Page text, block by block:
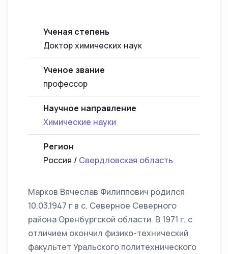
Ученая степень
Доктор химических наук
Ученое звание
профессор
Научное направление
Химические науки
Регион
Россия / Свердловская область
Марков Вячеслав Филиппович родился
10.03.1947 г в с. Северное Северного
района Оренбургской области. В 1971 г. с
отличием окончил физико-технический
факультет Уральского политехнического